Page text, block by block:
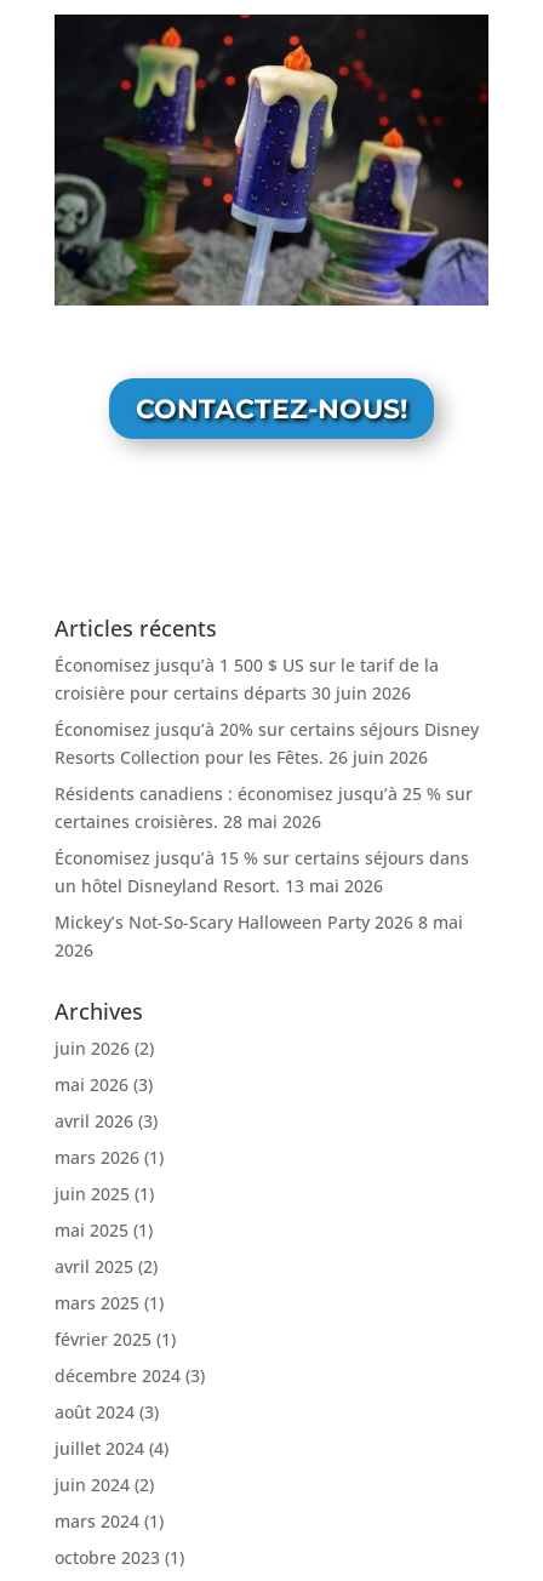
CONTACTEZ-NOUS!
Articles récents
Économisez jusqu’à 1 500 $ US sur le tarif de la
croisière pour certains départs 30 juin 2026
Économisez jusqu’à 20% sur certains séjours Disney
Resorts Collection pour les Fêtes. 26 juin 2026
Résidents canadiens : économisez jusqu’à 25 % sur
certaines croisières. 28 mai 2026
Économisez jusqu’à 15 % sur certains séjours dans
un hôtel Disneyland Resort. 13 mai 2026
Mickey’s Not-So-Scary Halloween Party 2026 8 mai
2026
Archives
juin 2026(2)
mai 2026(3)
avril 2026(3)
mars 2026(1)
juin 2025(1)
mai 2025(1)
avril 2025(2)
mars 2025(1)
février 2025(1)
décembre 2024(3)
août 2024(3)
juillet 2024(4)
juin 2024(2)
mars 2024(1)
octobre 2023(1)